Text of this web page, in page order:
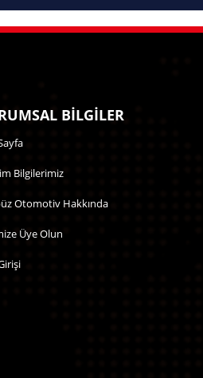
BİLGİLER
Bilgilerimiz
Otomotiv Hakkında
Üye Olun